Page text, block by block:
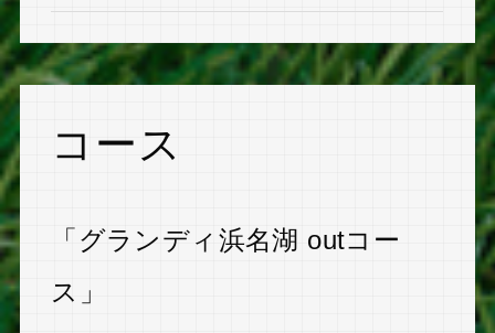
コース
「グランディ浜名湖 outコー
ス」